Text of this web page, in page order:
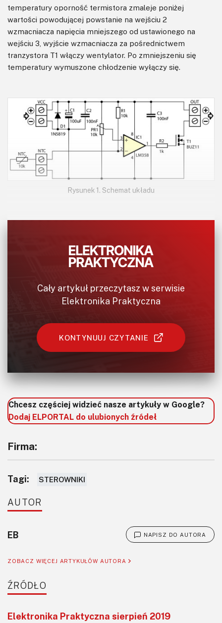
temperatury oporność termistora zmaleje poniżej
wartości powodującej powstanie na wejściu 2
wzmacniacza napięcia mniejszego od ustawionego na
wejściu 3, wyjście wzmacniacza za pośrednictwem
tranzystora T1 włączy wentylator. Po zmniejszeniu się
temperatury wymuszone chłodzenie wyłączy się.
Rysunek 1. Schemat układu
Cały artykuł przeczytasz w serwisie
Elektronika Praktyczna
KONTYNUUJ CZYTANIE
Chcesz częściej widzieć nasze artykuły w Google?
Dodaj ELPORTAL do ulubionych źródeł
Firma:
Tagi: STEROWNIKI
AUTOR
EB NAPISZ DO AUTORA
ZOBACZ WIĘCEJ ARTYKUŁÓW AUTORA
ŹRÓDŁO
Elektronika Praktyczna sierpień 2019